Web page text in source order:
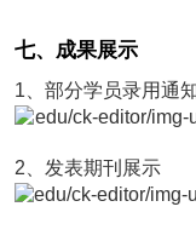
七、成果展示
1、部分学员录用通
2、发表期刊展示